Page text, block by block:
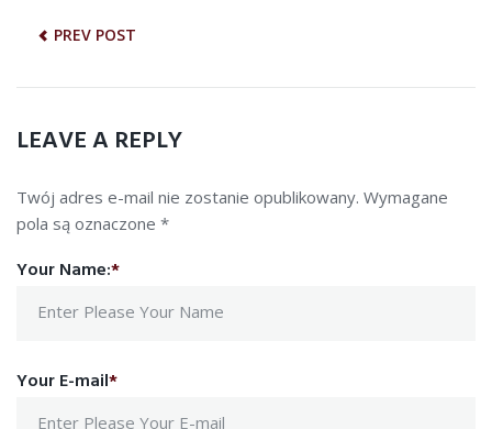
PREV POST
LEAVE A REPLY
Twój adres e-mail nie zostanie opublikowany. Wymagane
pola są oznaczone *
Your Name:*
Your E-mail*